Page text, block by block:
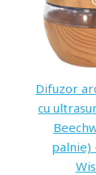
Difuzor
cu
palnie)